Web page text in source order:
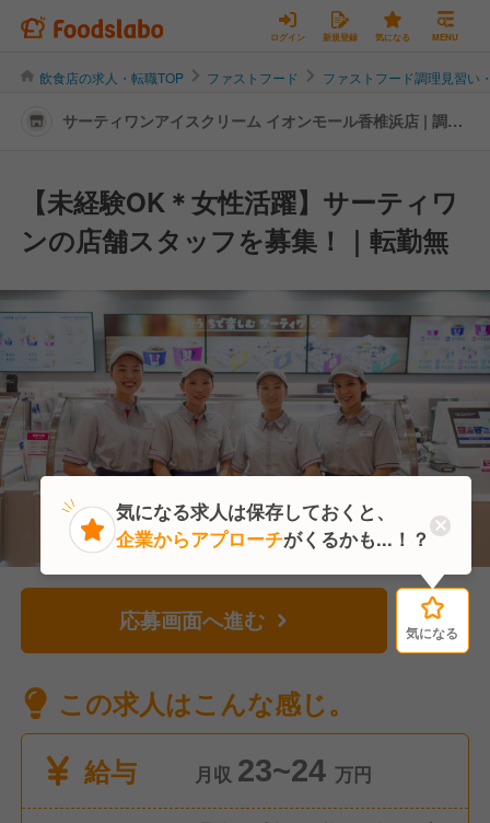
ログイン 新規登録 気になる MENU
飲食店の求人・転職TOP ファストフード ファストフード調理見習い
サーティワンアイスクリーム イオンモール香椎浜店 | 調理
【未経験OK＊女性活躍】サーティワ
ンの店舗スタッフを募集！｜転勤無
応募画面へ進む 気になる
この求人はこんな感じ。
給与
月収 23~24 万円
気になる
気になる求人は保存しておくと、
企業からアプローチがくるかも...！？